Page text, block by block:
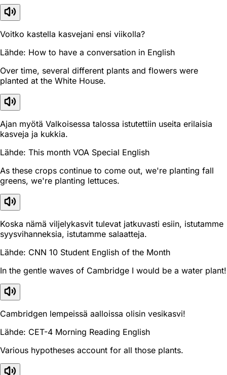
Voitko kastella kasvejani ensi viikolla?
Lähde: How to have a conversation in English
Over time, several different plants and flowers were
planted at the White House.
Ajan myötä Valkoisessa talossa istutettiin useita erilaisia
kasveja ja kukkia.
Lähde: This month VOA Special English
As these crops continue to come out, we're planting fall
greens, we're planting lettuces.
Koska nämä viljelykasvit tulevat jatkuvasti esiin, istutamme
syysvihanneksia, istutamme salaatteja.
Lähde: CNN 10 Student English of the Month
In the gentle waves of Cambridge I would be a water plant!
Cambridgen lempeissä aalloissa olisin vesikasvi!
Lähde: CET-4 Morning Reading English
Various hypotheses account for all those plants.